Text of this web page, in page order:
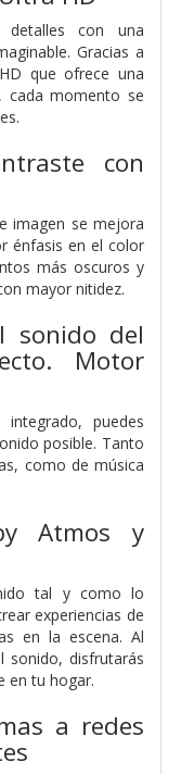
con una
Gracias a
que ofrece una
cada momento se
con
imagen se mejora
énfasis en el color
más oscuros y
mayor nitidez.
sonido del
Motor
puedes
posible. Tanto
como de música
Atmos y
tal y como lo
experiencias de
en la escena. Al
sonido, disfrutarás
en tu hogar.
a redes